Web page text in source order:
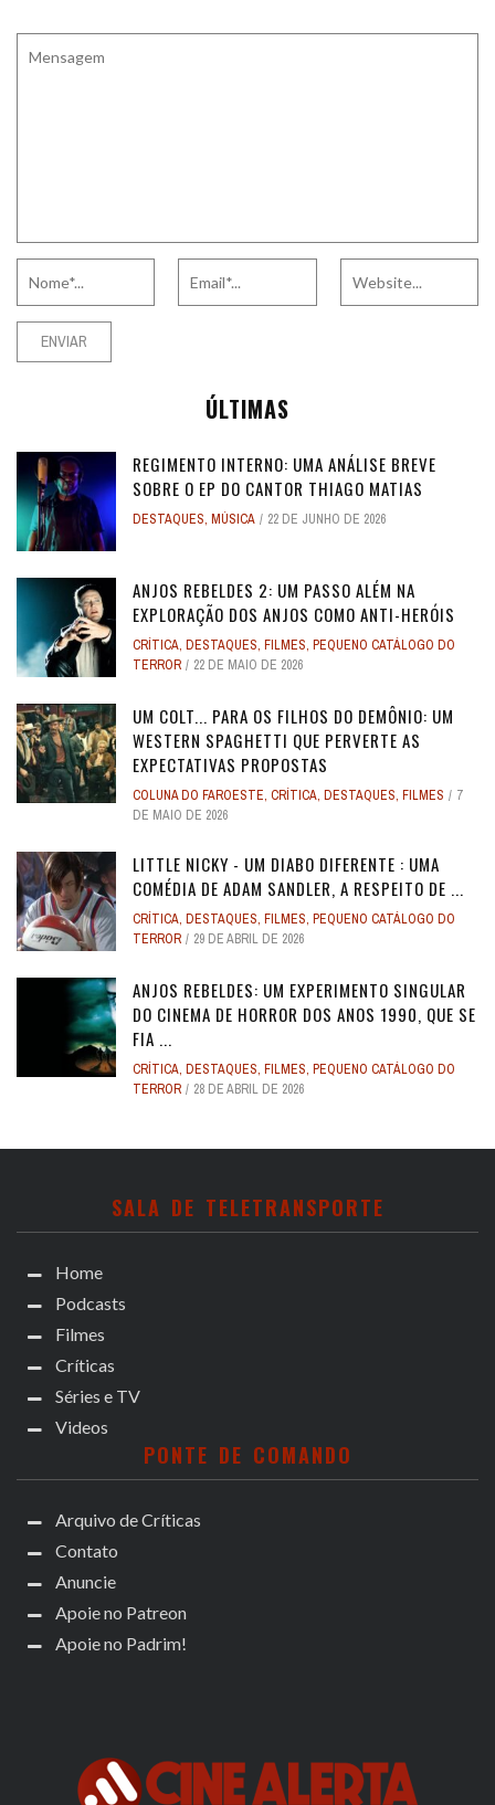
ÚLTIMAS
REGIMENTO INTERNO: UMA ANÁLISE BREVE
SOBRE O EP DO CANTOR THIAGO MATIAS
DESTAQUES, MÚSICA 22 DE JUNHO DE 2026
ANJOS REBELDES 2: UM PASSO ALÉM NA
EXPLORAÇÃO DOS ANJOS COMO ANTI-HERÓIS
CRÍTICA, DESTAQUES, FILMES, PEQUENO CATÁLOGO DO
TERROR
22 DE MAIO DE 2026
UM COLT... PARA OS FILHOS DO DEMÔNIO: UM
WESTERN SPAGHETTI QUE PERVERTE AS
EXPECTATIVAS PROPOSTAS
COLUNA DO FAROESTE, CRÍTICA, DESTAQUES, FILMES
7
DE MAIO DE 2026
LITTLE NICKY - UM DIABO DIFERENTE : UMA
COMÉDIA DE ADAM SANDLER, A RESPEITO DE ...
CRÍTICA, DESTAQUES, FILMES, PEQUENO CATÁLOGO DO
TERROR
29 DE ABRIL DE 2026
ANJOS REBELDES: UM EXPERIMENTO SINGULAR
DO CINEMA DE HORROR DOS ANOS 1990, QUE SE
FIA ...
CRÍTICA, DESTAQUES, FILMES, PEQUENO CATÁLOGO DO
TERROR
28 DE ABRIL DE 2026
SALA DE TELETRANSPORTE
Home
Podcasts
Filmes
Críticas
Séries e TV
Videos
PONTE DE COMANDO
Arquivo de Críticas
Contato
Anuncie
Apoie no Patreon
Apoie no Padrim!